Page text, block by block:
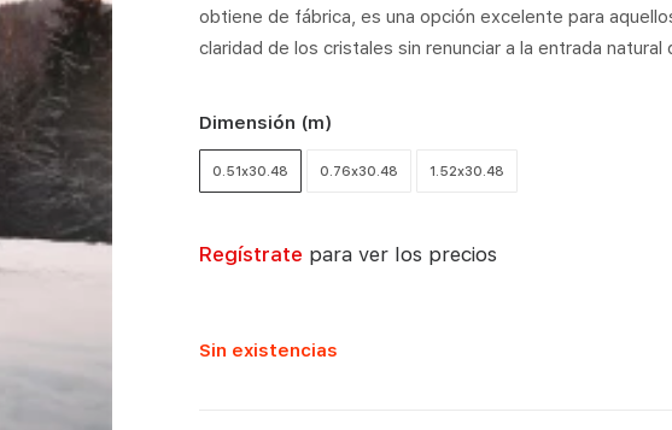
obtiene de fábrica, es una opción excelente para
claridad de los cristales sin renunciar a la entrada natural
Dimensión (m)
0.51x30.48 0.76x30.48 1.52x30.48
Regístrate para ver los precios
Sin existencias